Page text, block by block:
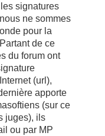
signatures
ne sommes
pour la
de ce
du forum ont
(url),
apporte
(sur ce
juges), ils
ou par MP